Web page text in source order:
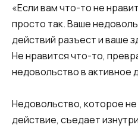
«Если вам что-то не
просто так. Ваше
действий разъест и ваше
Не нравится что-то,
недовольство в активное
Недовольство, которое
действие, съедает